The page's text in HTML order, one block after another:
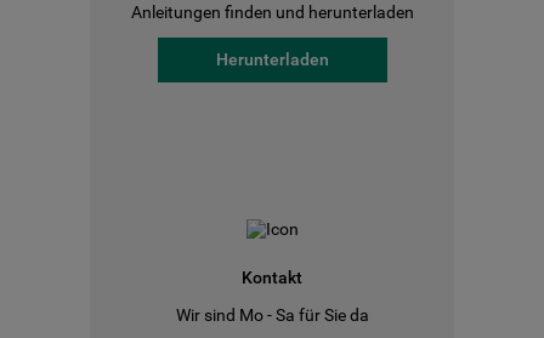
Anleitungen finden und herunterladen
Herunterladen
Kontakt
Wir sind Mo - Sa für Sie da